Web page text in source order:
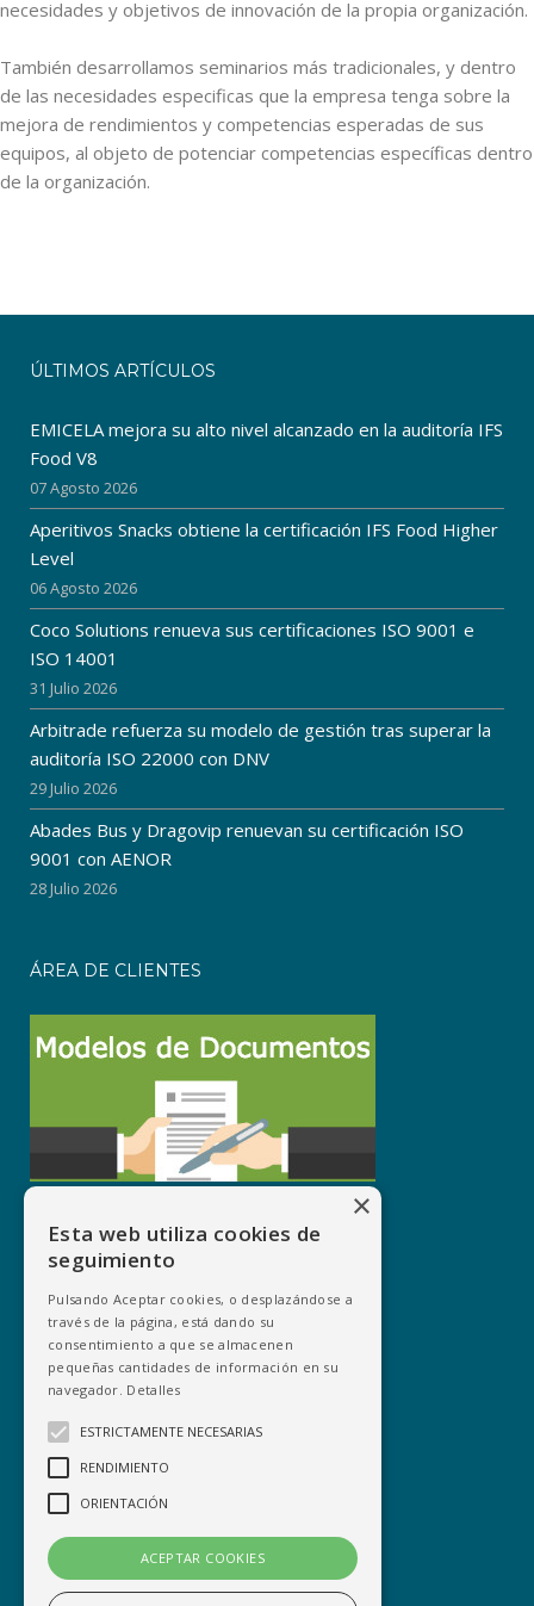
necesidades y objetivos de innovación de la propia organización.
También desarrollamos seminarios más tradicionales, y dentro
de las necesidades especificas que la empresa tenga sobre la
mejora de rendimientos y competencias esperadas de sus
equipos, al objeto de potenciar competencias específicas dentro
de la organización.
ÚLTIMOS ARTÍCULOS
EMICELA mejora su alto nivel alcanzado en la auditoría IFS
Food V8
07 Agosto 2026
Aperitivos Snacks obtiene la certificación IFS Food Higher
Level
06 Agosto 2026
Coco Solutions renueva sus certificaciones ISO 9001 e
ISO 14001
31 Julio 2026
Arbitrade refuerza su modelo de gestión tras superar la
auditoría ISO 22000 con DNV
29 Julio 2026
Abades Bus y Dragovip renuevan su certificación ISO
9001 con AENOR
28 Julio 2026
ÁREA DE CLIENTES
INFORMACIÓN LEGAL
Nota Legal
Política de Privacidad
Esta web utiliza cookies de
seguimiento
Pulsando Aceptar cookies, o desplazándose a
través de la página, está dando su
consentimiento a que se almacenen
pequeñas cantidades de información en su
navegador. Detalles
ESTRICTAMENTE NECESARIAS
RENDIMIENTO
ORIENTACIÓN
ACEPTAR COOKIES
×